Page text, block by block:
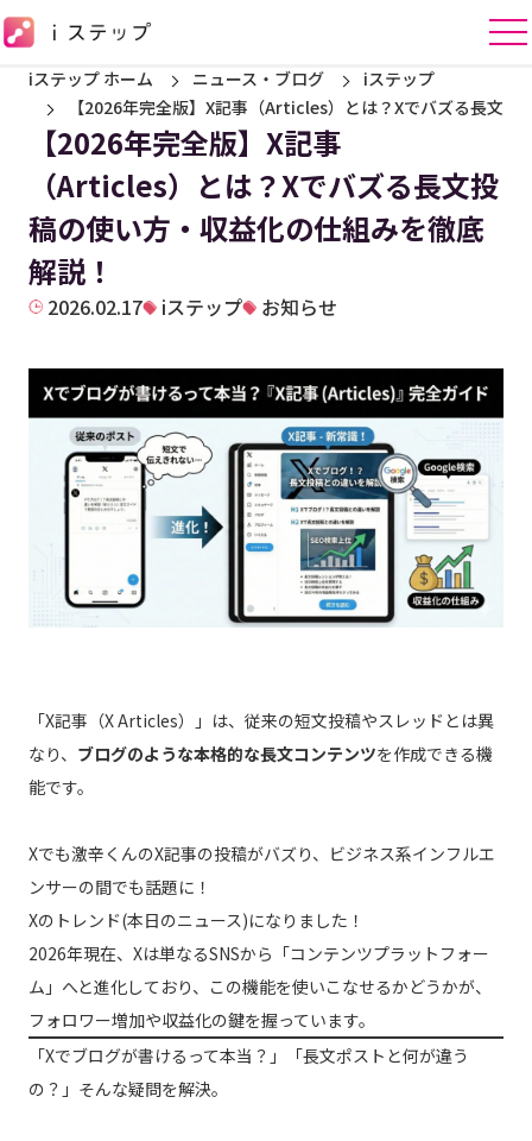
iステップ ホーム ニュース・ブログ
iステップ
【2026年完全版】X記事（Articles）とは？Xでバズる長文
【2026年完全版】X記事
（Articles）とは？Xでバズる長文投
稿の使い方・収益化の仕組みを徹底
解説！
2026.02.17 iステップ お知らせ
「X記事（X Articles）」は、従来の短文投稿やスレッドとは異
なり、 ブログのような本格的な長文コンテンツを作成できる機
能です。
Xでも激辛くんのX記事の投稿がバズり、ビジネス系インフルエ
ンサーの間でも話題に！
Xのトレンド(本日のニュース)になりました！
2026年現在、Xは単なるSNSから「コンテンツプラットフォー
ム」へと進化しており、この機能を使いこなせるかどうかが、
フォロワー増加や収益化の鍵を握っています。
「Xでブログが書けるって本当？」「長文ポストと何が違う
の？」そんな疑問を解決。